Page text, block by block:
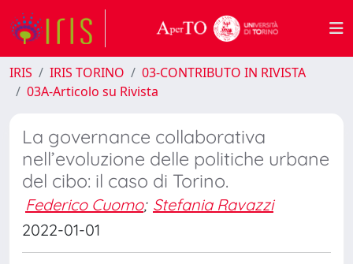
IRIS IRIS TORINO
03-CONTRIBUTO IN RIVISTA
03A-Articolo su Rivista
La governance collaborativa
nell’evoluzione delle politiche urbane
del cibo: il caso di Torino.
Federico Cuomo; Stefania Ravazzi
2022-01-01